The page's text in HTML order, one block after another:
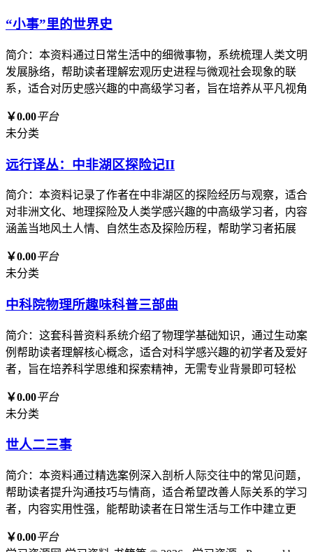
“小事”里的世界史
简介：本资料通过日常生活中的细微事物，系统梳理人类文明
发展脉络，帮助读者理解宏观历史进程与微观社会现象的联
系，适合对历史感兴趣的中高级学习者，旨在培养从平凡视角
￥0.00平台
未分类
远行译丛：中非湖区探险记II
简介：本资料记录了作者在中非湖区的探险经历与观察，适合
对非洲文化、地理探险及人类学感兴趣的中高级学习者，内容
涵盖当地风土人情、自然生态及探险历程，帮助学习者拓展
￥0.00平台
未分类
中科院物理所趣味科普三部曲
简介：这套科普资料系统介绍了物理学基础知识，通过生动案
例帮助读者理解核心概念，适合对科学感兴趣的初学者及爱好
者，旨在培养科学思维和探索精神，无需专业背景即可轻松
￥0.00平台
未分类
世人二三事
简介：本资料通过精选案例深入剖析人际交往中的常见问题，
帮助读者提升沟通技巧与情商，适合希望改善人际关系的学习
者，内容实用性强，能帮助读者在日常生活与工作中建立更
￥0.00平台